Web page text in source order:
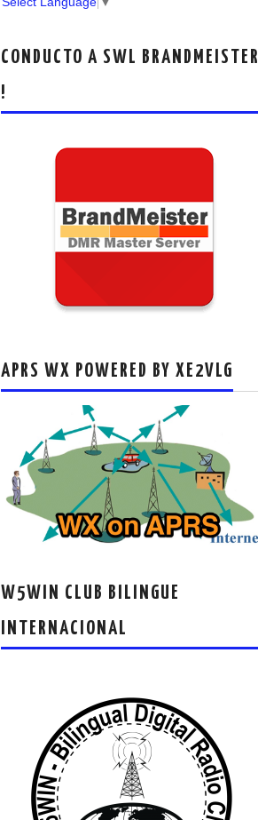
CONDUCTO A SWL BRANDMEISTER
!
APRS WX POWERED BY XE2VLG
W5WIN CLUB BILINGUE
INTERNACIONAL